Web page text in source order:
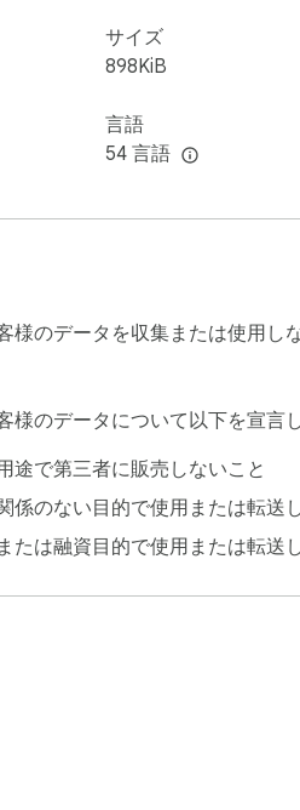
(デンマーク・クローネ)、EGP
フォリント)、IDR (インドネシ
リア・ナイラ)、NOK (ノルウ
キスタン・ルピー)、PLN (ポ
す。
。
お客様からご利用頂いていま
っており、お客様の資金は法
の支払いに
サイズ
898KiB
言語
54 言語
様のデータを収集または使用
様のデータについて以下を宣言
途で第三者に販売しないこと
係のない目的で使用または転送
たは融資目的で使用または転送